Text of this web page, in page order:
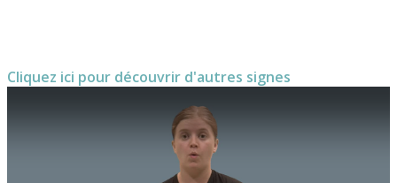
Cliquez ici pour découvrir d'autres signes